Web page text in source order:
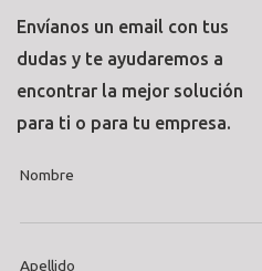
Envíanos un email con tus
dudas y te ayudaremos a
encontrar la mejor solución
para ti o para tu empresa.
Nombre
Apellido